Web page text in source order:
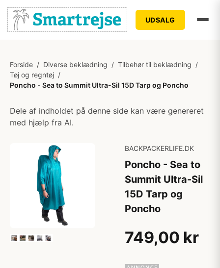
UDSALG
Forside / Diverse beklædning / Tilbehør til beklædning /
Tøj og regntøj /
Poncho - Sea to Summit Ultra-Sil 15D Tarp og Poncho
Dele af indholdet på denne side kan være genereret
med hjælp fra AI.
BACKPACKERLIFE.DK
Poncho - Sea to
Summit Ultra-Sil
15D Tarp og
Poncho
749,00 kr